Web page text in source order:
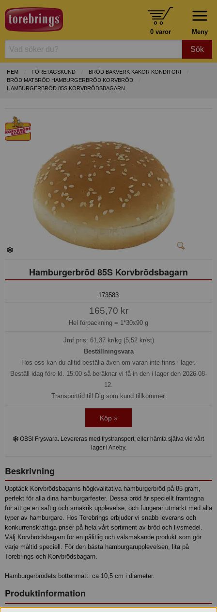
Meny
0 varor
Sök
HEM FÖRETAGSKUND
BRÖD BAKVERK KAKOR KONDITORI
BRÖD MATBRÖD HAMBURGERBRÖD KORVBRÖD
HAMBURGERBRÖD 85S KORVBRÖDSBAGARN
Hamburgerbröd 85S Korvbrödsbagarn
173583
165,70 kr
Hel förpackning = 1*30x90 g
Jmf.pris: 61,37kr/kg (5,52 kr/st)
Beställningsvara
Hos oss kan du alltid beställa även om varan inte finns i lager.
Beställ idag före kl. 15:00 så beräknar vi få in den i lager den 2026-08-
12.
Transporttid till Dig som kund tillkommer.
Köp »
OBS! Frysvara. Levereras med frystransport, eller hämta själva vid vårt
lager i Aneby.
Beskrivning
Upptäck Korvbrödsbagarns högkvalitativa hamburgerbröd på 85 gram,
perfekt för alla dina hamburgarfester. Dessa bröd är speciellt framtagna
för att ge en saftig och smakrik upplevelse, och fungerar utmärkt med alla
typer av hamburgare. Hos Torebrings erbjuder vi snabb leverans och
konkurrenskraftiga priser på hela vårt sortiment av bröd och livsmedel.
Välj Korvbrödsbagarn för en pålitlig och välsmakande produkt som gör
varje måltid speciell. För den bästa hamburgarupplevelsen, lita på
Torebrings och Korvbrödsbagarn.
Hamburgerbrödets bottenmått: ca 10,5 cm i diameter.
Produktinformation